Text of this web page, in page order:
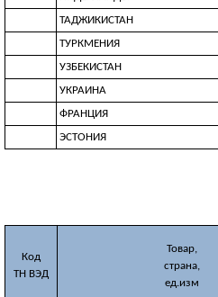
ТАДЖИКИСТАН
ТУРКМЕНИЯ
УЗБЕКИСТАН
УКРАИНА
ФРАНЦИЯ
ЭСТОНИЯ
Код
ТН ВЭД
Товар,
страна,
ед.изм